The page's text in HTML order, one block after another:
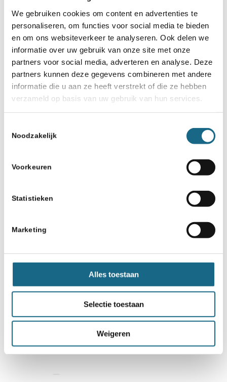
We gebruiken cookies om content en advertenties te
personaliseren, om functies voor social media te bieden
en om ons websiteverkeer te analyseren. Ook delen we
informatie over uw gebruik van onze site met onze
partners voor social media, adverteren en analyse. Deze
partners kunnen deze gegevens combineren met andere
informatie die u aan ze heeft verstrekt of die ze hebben
verzameld op basis van uw gebruik van hun services.
Noodzakelijk
Voorkeuren
Statistieken
Marketing
Alles toestaan
Selectie toestaan
Weigeren
Schaken.nl wordt mede mogelijk gemaakt
door: